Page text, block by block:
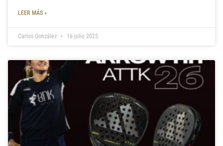
LEER MÁS »
Carlos González 16 julio 2025